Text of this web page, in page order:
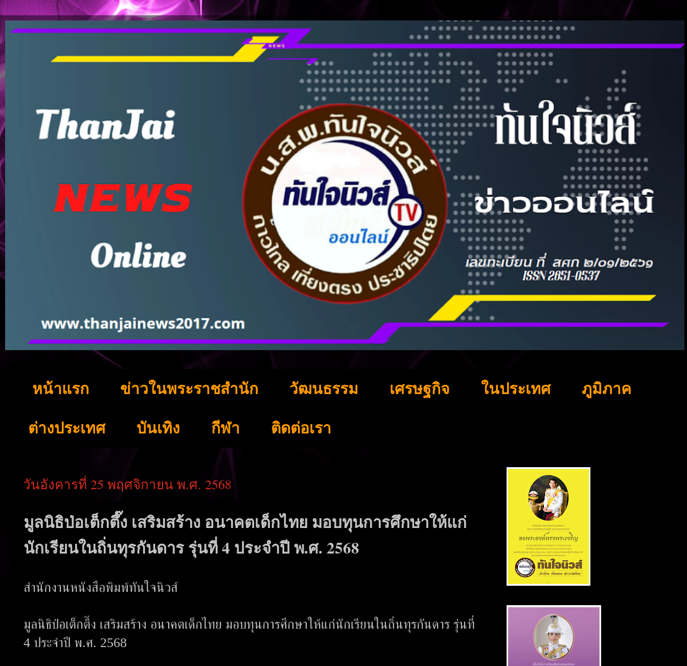
หน้าแรก ข่าวในพระราชสำนัก วัฒนธรรม เศรษฐกิจ ในประเทศ ภูมิภาค
ต่างประเทศ บันเทิง กีฬา ติดต่อเรา
วันอังคารที่ 25 พฤศจิกายน พ.ศ. 2568
มูลนิธิป่อเต็กตึ๊ง เสริมสร้าง อนาคตเด็กไทย มอบทุนการศึกษาให้แก่
นักเรียนในถิ่นทุรกันดาร รุ่นที่ 4 ประจำปี พ.ศ. 2568
สำนักงานหนังสือพิมพ์ทันใจนิวส์
มูลนิธิป่อเต็กตึ๊ง เสริมสร้าง อนาคตเด็กไทย มอบทุนการศึกษาให้แก่นักเรียนในถิ่นทุรกันดาร รุ่นที่
4 ประจำปี พ.ศ. 2568